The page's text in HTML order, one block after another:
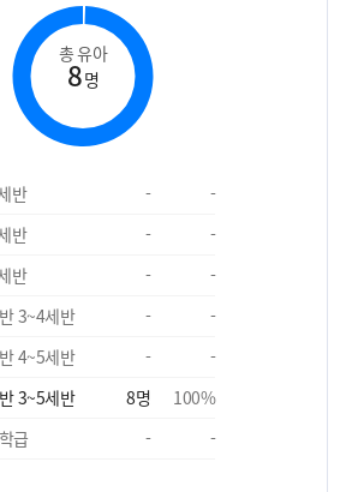
총 유아
8명
반 -
-
반
-
-
반
-
-
3~4세반
-
-
4~5세반
-
-
3~5세반
8명 100%
급
- -